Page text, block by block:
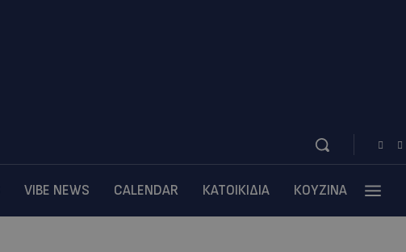
VIBE NEWS CALENDAR ΚΑΤΟΙΚΙΔΙΑ ΚΟΥΖΙΝΑ